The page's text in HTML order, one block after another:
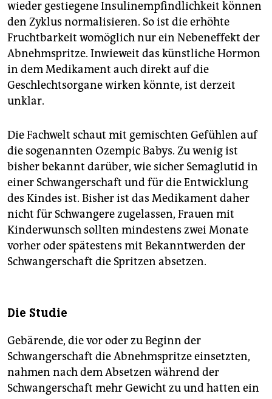
wieder gestiegene Insulinempfindlichkeit können
den Zyklus normalisieren. So ist die erhöhte
Fruchtbarkeit womöglich nur ein Nebeneffekt der
Abnehmspritze. Inwieweit das künstliche Hormon
in dem Medikament auch direkt auf die
Geschlechtsorgane wirken könnte, ist derzeit
unklar.
Die Fachwelt schaut mit gemischten Gefühlen auf
die sogenannten Ozempic Babys. Zu wenig ist
bisher bekannt darüber, wie sicher Semaglutid in
einer Schwangerschaft und für die Entwicklung
des Kindes ist. Bisher ist das Medikament daher
nicht für Schwangere zugelassen, Frauen mit
Kinderwunsch sollten mindestens zwei Monate
vorher oder spätestens mit Bekanntwerden der
Schwangerschaft die Spritzen absetzen.
Die Studie
Gebärende, die vor oder zu Beginn der
Schwangerschaft die Abnehmspritze einsetzten,
nahmen nach dem Absetzen während der
Schwangerschaft mehr Gewicht zu und hatten ein